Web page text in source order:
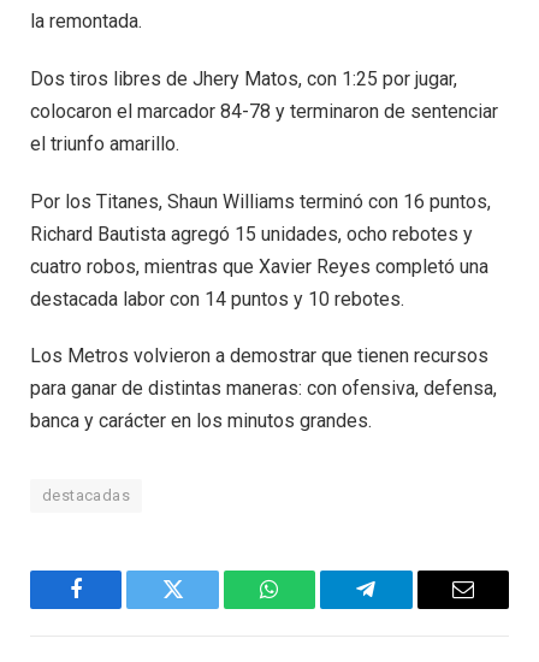
la remontada.
Dos tiros libres de Jhery Matos, con 1:25 por jugar,
colocaron el marcador 84-78 y terminaron de sentenciar
el triunfo amarillo.
Por los Titanes, Shaun Williams terminó con 16 puntos,
Richard Bautista agregó 15 unidades, ocho rebotes y
cuatro robos, mientras que Xavier Reyes completó una
destacada labor con 14 puntos y 10 rebotes.
Los Metros volvieron a demostrar que tienen recursos
para ganar de distintas maneras: con ofensiva, defensa,
banca y carácter en los minutos grandes.
destacadas
Facebook Twitter WhatsAppTelegram Email